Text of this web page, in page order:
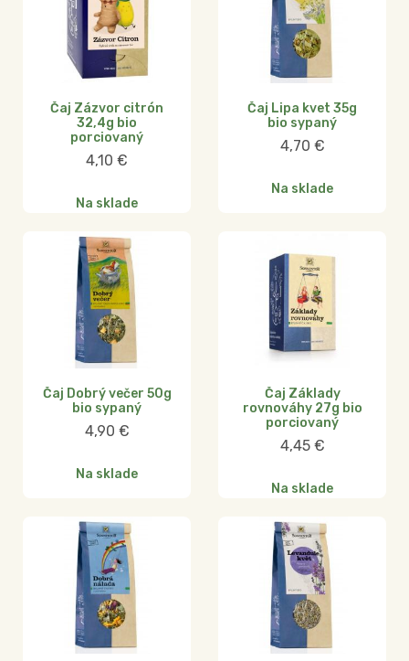
Čaj Zázvor citrón
32,4g bio
porciovaný
4,10 €
Na sklade
Čaj Lipa kvet 35g
bio sypaný
4,70 €
Na sklade
Čaj Dobrý večer 50g
bio sypaný
4,90 €
Na sklade
Čaj Základy
rovnováhy 27g bio
porciovaný
4,45 €
Na sklade